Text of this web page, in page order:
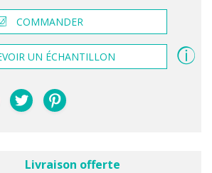
COMMANDER
UN ÉCHANTILLON
Livraison offerte